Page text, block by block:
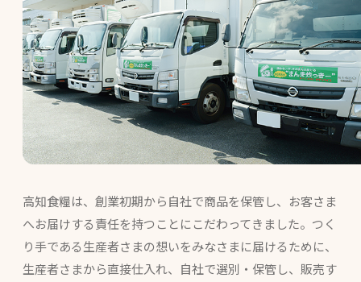
高知食糧は、創業初期から自社で商品を保管し、お客さま
へお届けする責任を持つことにこだわってきました。つく
り手である生産者さまの想いをみなさまに届けるために、
生産者さまから直接仕入れ、自社で選別・保管し、販売す